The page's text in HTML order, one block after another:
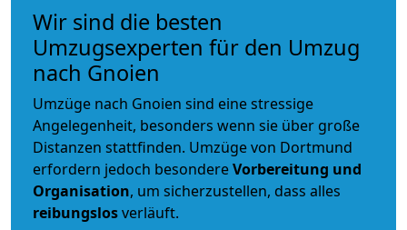
Wir sind die besten
Umzugsexperten für den Umzug
nach Gnoien
Umzüge nach Gnoien sind eine stressige
Angelegenheit, besonders wenn sie über große
Distanzen stattfinden. Umzüge von Dortmund
erfordern jedoch besondereVorbereitung und
Organisation, um sicherzustellen, dass alles
reibungslosverläuft.